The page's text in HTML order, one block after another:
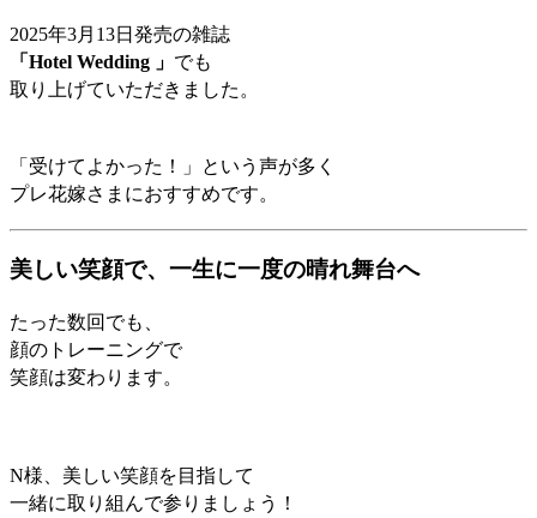
2025年3月13日発売の雑誌
「Hotel Wedding 」 でも
取り上げていただきました。
「受けてよかった！」という 声が多く
プレ花嫁さまにおすすめです。
美しい笑顔で、一生に一度の晴れ舞台へ
たった数回でも、
顔のトレーニングで
笑顔は変わります。
N様、美しい笑顔を目指して
一緒に取り組んで参りましょう！